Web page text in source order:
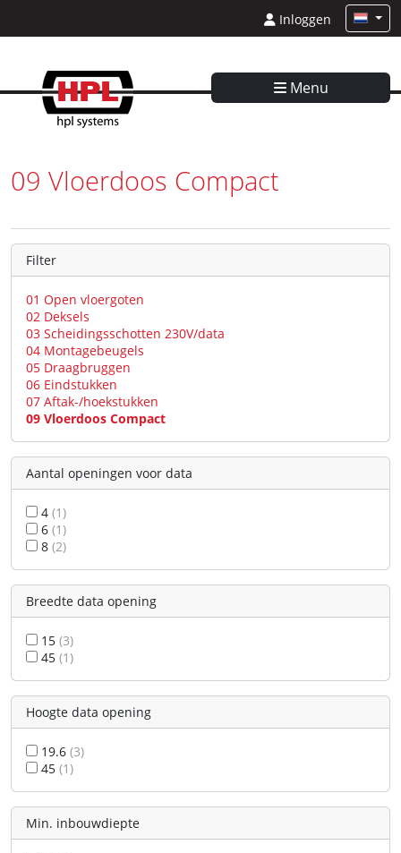
Inloggen
Menu
09 Vloerdoos Compact
Filter
01 Open vloergoten
02 Deksels
03 Scheidingsschotten 230V/data
04 Montagebeugels
05 Draagbruggen
06 Eindstukken
07 Aftak-/hoekstukken
09 Vloerdoos Compact
Aantal openingen voor data
4 (1)
6 (1)
8 (2)
Breedte data opening
15 (3)
45 (1)
Hoogte data opening
19.6 (3)
45 (1)
Min. inbouwdiepte